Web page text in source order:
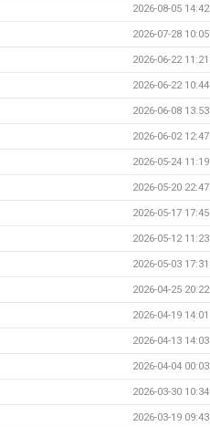
2026-08-05 14:42
2026-07-28 10:05
2026-06-22 11:21
2026-06-22 10:44
2026-06-08 13:53
2026-06-02 12:47
2026-05-24 11:19
2026-05-20 22:47
2026-05-17 17:45
2026-05-12 11:23
2026-05-03 17:31
2026-04-25 20:22
2026-04-19 14:01
2026-04-13 14:03
2026-04-04 00:03
2026-03-30 10:34
2026-03-19 09:43